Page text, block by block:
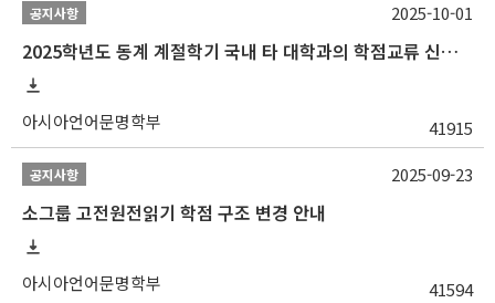
공지사항
2025학년도 동계 계절학기 국내 타 대학과의 학점교류 신청 안내
아시아언어문명학부 41915
2025-10-01
공지사항
소그룹 고전원전읽기 학점 구조 변경 안내
아시아언어문명학부 41594
2025-09-23